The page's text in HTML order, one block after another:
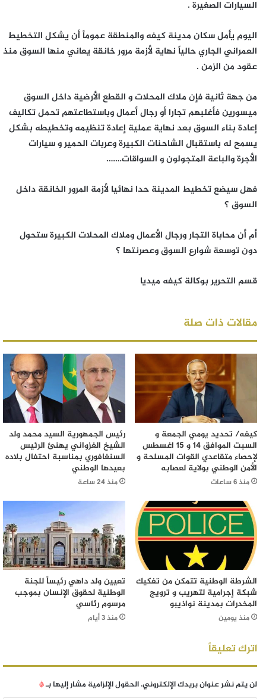
السيارات الصغيرة .
اليوم يأمل سكان مدينة كيفه والمنطقة عموماً أن يشكل التخطيط
العمراني الجاري حالياً نهاية لأزمة مرور خانقة يعاني منها السوق منذ
عقود من الزمن .
من جهة ثانية فإن ملاك المحلات و القطع الأرضية داخل السوق
ميسورين فأغلبهم تجارا أو رجال أعمال وباستطاعتهم تحمل تكاليف
إعادة بناء السوق بعد نهاية عملية إعادة تنظيمه وتخطيطه بشكل
يسمح له باستقبال الشاحنات الكبيرة وعربات الحمير و سيارات
الأجرةوالباعة المتجولون و السواقات…….
فهل سيضع تخطيط المدينة حدا نهائيا لأزمة المرور الخانقة داخل
السوق ؟
أم أن محاباة التجار ورجال الأعمال وملاك المحلات الكبيرة ستحول
دون توسعة شوارع السوق وعصرنتها ؟
قسم التحرير بوكالة كيفه ميديا
مقالات ذات صلة
كيفه/ تحديد يومي الجمعة و
السبت الموافق 14 و 15 اغسطس
لإحصاء متقاعدي القوات المسلحة و
الأمن الوطني بولاية لعصابه
منذ 6 ساعات
رئيس الجمهورية السيد محمد ولد
الشيخ الغزواني يهنئ الرئيس
السنغافوري بمناسبة احتفال بلاده
بعيدها الوطني
منذ 24 ساعة
الشرطة الوطنية تتمكن من تفكيك
شبكة إجرامية لتهريب و ترويج
المخدرات بمدينة نواذيبو
منذ يومين
تعيين ولد داهي رئيساً للجنة
الوطنية لحقوق الإنسان بموجب
مرسوم رئاسي
منذ 3 أيام
اترك تعليقاً
لن يتم نشر عنوان بريدك الإلكتروني.الحقول الإلزامية مشار إليها بـ*